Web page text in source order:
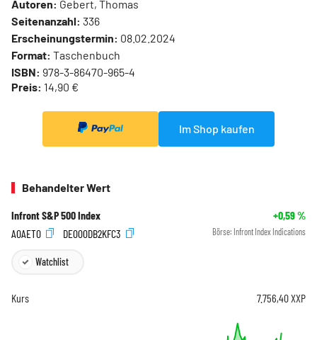
Autoren: Gebert, Thomas
Seitenanzahl: 336
Erscheinungstermin: 08.02.2024
Format: Taschenbuch
ISBN: 978-3-86470-965-4
Preis: 14,90 €
Im Shop kaufen
Behandelter Wert
Infront S&P 500 Index +0,59%
A0AET0
DE000DB2KFC3 Börse: Infront Index Indications
Watchlist
Kurs 7.756,40XXP